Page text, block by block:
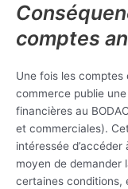
comptes
Une fois les
commerce publie
financières au
et commerciales).
intéressée
moyen de demander
certaines conditions,